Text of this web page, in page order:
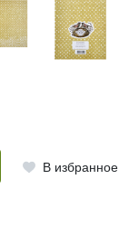
В избранное